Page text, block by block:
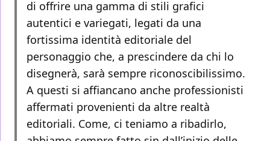
di offrire una gamma di stili grafici
autentici e variegati, legati da una
fortissima identità editoriale del
personaggio che, a prescindere da chi lo
disegnerà, sarà sempre riconoscibilissimo.
A questi si affiancano anche professionisti
affermati provenienti da altre realtà
editoriali. Come, ci teniamo a ribadirlo,